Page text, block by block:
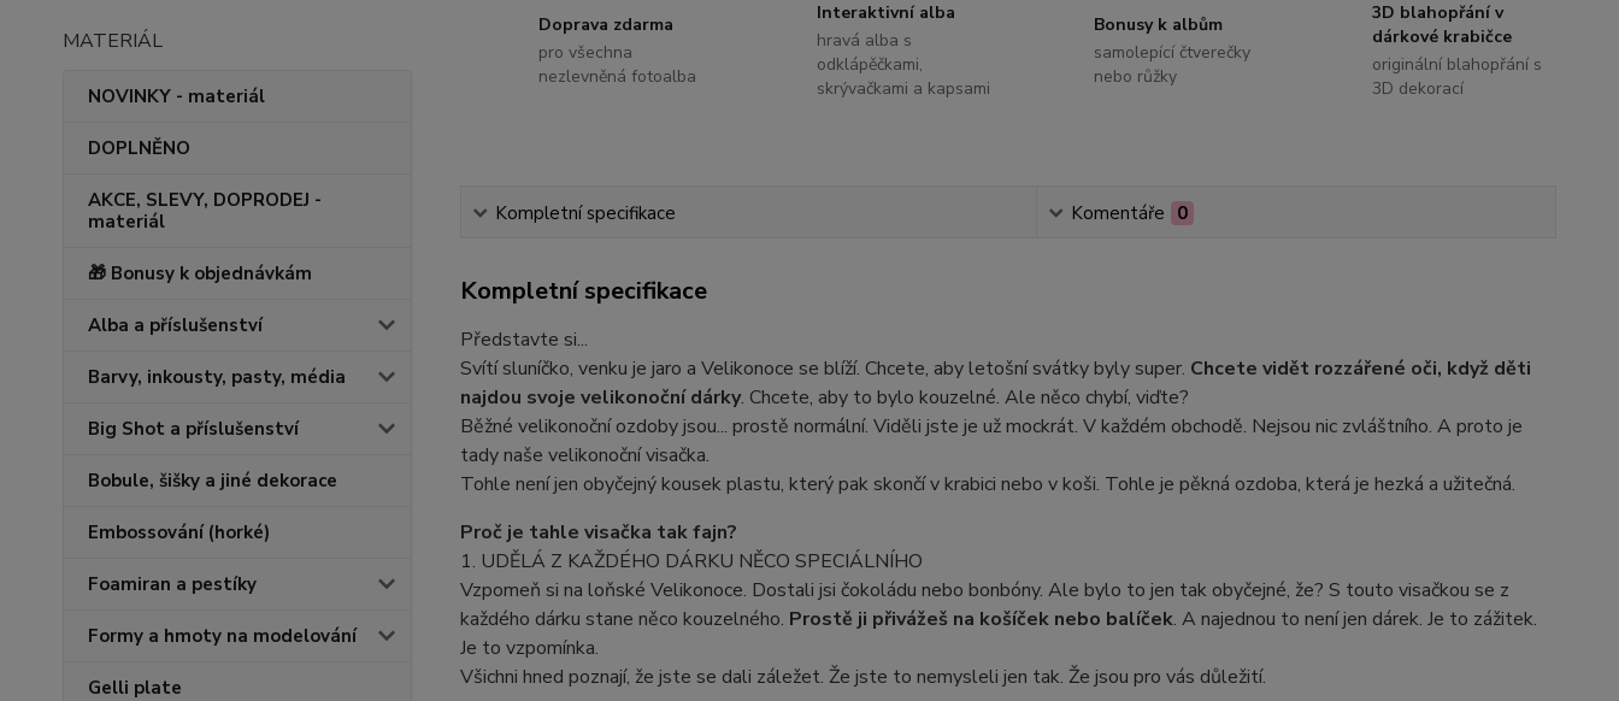
MATERIÁL
NOVINKY - materiál
DOPLNĚNO
AKCE, SLEVY, DOPRODEJ -
materiál
🎁 Bonusy k objednávkám
Alba a příslušenství
Barvy, inkousty, pasty, média
Big Shot a příslušenství
Bobule, šišky a jiné dekorace
Embossování (horké)
Foamiran a pestíky
Formy a hmoty na modelování
Gelli plate
Doprava zdarma
pro všechna
nezlevněná fotoalba
Interaktivní alba
hravá alba s
odklápěčkami,
skrývačkami a kapsami
Bonusy k albům
samolepící čtverečky
nebo růžky
3D blahopřání v
dárkové krabičce
originální blahopřání s
3D dekorací
Kompletní specifikace Komentáře 0
Kompletní specifikace
Představte si...
Svítí sluníčko, venku je jaro a Velikonoce se blíží. Chcete, aby letošní svátky byly super. Chcete vidět rozzářené oči, když děti
najdou svoje velikonoční dárky. Chcete, aby to bylo kouzelné. Ale něco chybí, viďte?
Běžné velikonoční ozdoby jsou... prostě normální. Viděli jste je už mockrát. V každém obchodě. Nejsou nic zvláštního. A proto je
tady naše velikonoční visačka.
Tohle není jen obyčejný kousek plastu, který pak skončí v krabici nebo v koši. Tohle je pěkná ozdoba, která je hezká a užitečná.
Proč je tahle visačka tak fajn?
1. UDĚLÁ Z KAŽDÉHO DÁRKU NĚCO SPECIÁLNÍHO
Vzpomeň si na loňské Velikonoce. Dostali jsi čokoládu nebo bonbóny. Ale bylo to jen tak obyčejné, že? S touto visačkou se z
každého dárku stane něco kouzelného. Prostě ji přivážeš na košíček nebo balíček. A najednou to není jen dárek. Je to zážitek.
Je to vzpomínka.
Všichni hned poznají, že jste se dali záležet. Že jste to nemysleli jen tak. Že jsou pro vás důležití.